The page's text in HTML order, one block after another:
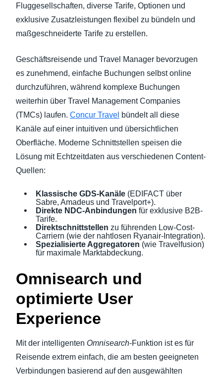
Fluggesellschaften, diverse Tarife, Optionen und
exklusive Zusatzleistungen flexibel zu bündeln und
maßgeschneiderte Tarife zu erstellen.
Geschäftsreisende und Travel Manager bevorzugen
es zunehmend, einfache Buchungen selbst online
durchzuführen, während komplexe Buchungen
weiterhin über Travel Management Companies
(TMCs) laufen. Concur Travel bündelt all diese
Kanäle auf einer intuitiven und übersichtlichen
Oberfläche. Moderne Schnittstellen speisen die
Lösung mit Echtzeitdaten aus verschiedenen Content-
Quellen:
Klassische GDS-Kanäle (EDIFACT über
Sabre, Amadeus und Travelport+).
Direkte NDC-Anbindungen für exklusive B2B-
Tarife.
Direktschnittstellen zu führenden Low-Cost-
Carriern (wie der nahtlosen Ryanair-Integration).
Spezialisierte Aggregatoren (wie Travelfusion)
für maximale Marktabdeckung.
Omnisearch und
optimierte User
Experience
Mit der intelligenten Omnisearch-Funktion ist es für
Reisende extrem einfach, die am besten geeigneten
Verbindungen basierend auf den ausgewählten